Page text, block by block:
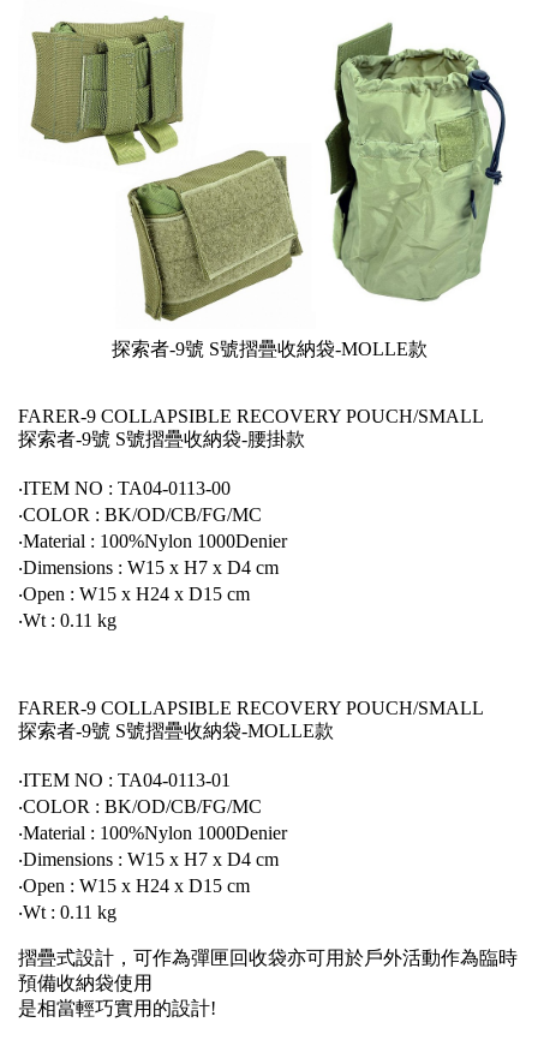
探索者-9號 S號摺疊收納袋-MOLLE款
FARER-9 COLLAPSIBLE RECOVERY POUCH/SMALL
探索者-9號 S號摺疊收納袋-腰掛款
‧ITEM NO : TA04-0113-00
‧COLOR : BK/OD/CB/FG/MC
‧Material : 100%Nylon 1000Denier
‧Dimensions : W15 x H7 x D4 cm
‧Open : W15 x H24 x D15 cm
‧Wt : 0.11 kg
FARER-9 COLLAPSIBLE RECOVERY POUCH/SMALL
探索者-9號 S號摺疊收納袋-MOLLE款
‧ITEM NO : TA04-0113-01
‧COLOR : BK/OD/CB/FG/MC
‧Material : 100%Nylon 1000Denier
‧Dimensions : W15 x H7 x D4 cm
‧Open : W15 x H24 x D15 cm
‧Wt : 0.11 kg
摺疊式設計，可作為彈匣回收袋亦可用於戶外活動作為臨時
預備收納袋使用
是相當輕巧實用的設計!